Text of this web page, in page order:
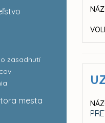
zasadnutí
mesta